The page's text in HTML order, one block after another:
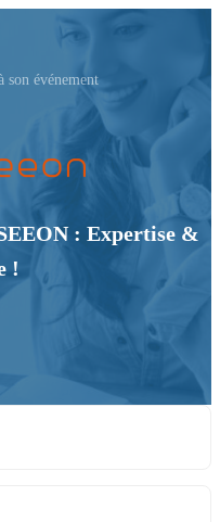
événement
: Expertise &
!